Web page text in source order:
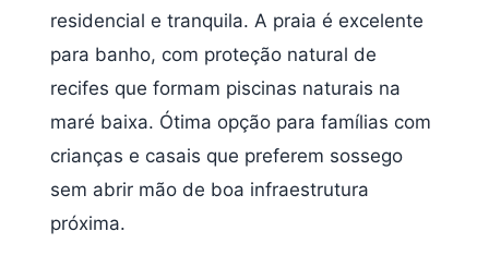
residencial e tranquila. A praia é excelente
para banho, com proteção natural de
recifes que formam piscinas naturais na
maré baixa. Ótima opção para famílias com
crianças e casais que preferem sossego
sem abrir mão de boa infraestrutura
próxima.